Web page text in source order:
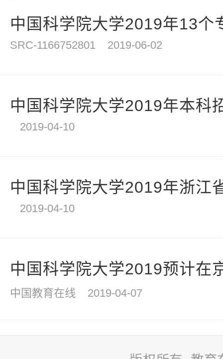
中国科学院大学2019年13个
SRC-1166752801 2019-06-02
中国科学院大学2019年本科
2019-04-10
中国科学院大学2019年浙江
2019-04-10
中国科学院大学2019预计在
中国教育在线 2019-04-07